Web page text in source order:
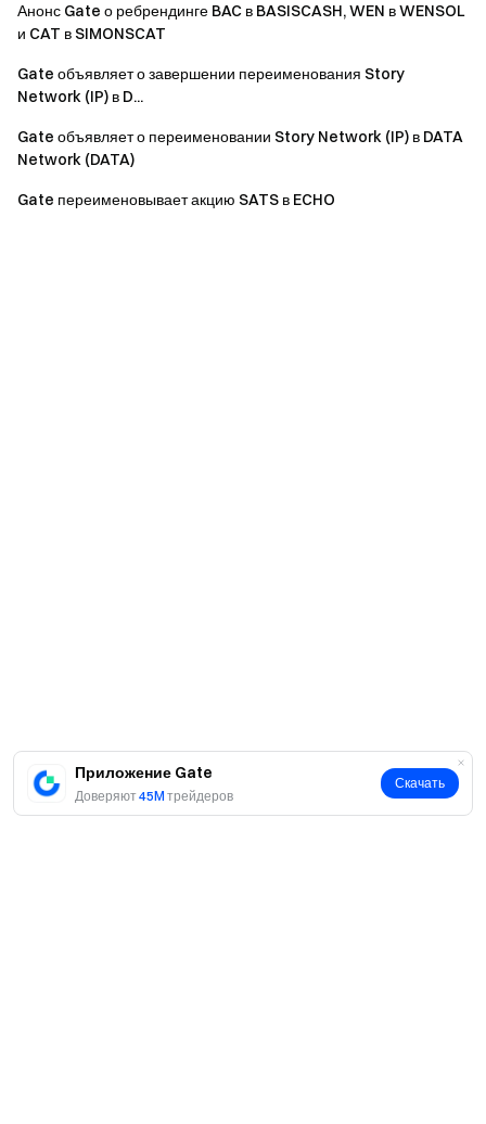
Приложение Gate
Доверяют45M трейдеров
Скачать
Взаимодействуйте с нашим мировым сообществомдля
последних исследований
Прозрачность и безопасность
Проверьте наши 100%
Анонс Gate о ребрендинге BAC в BASISCASH, WEN в WENSOL
и CAT в SIMONSCAT
Gate объявляет о завершении переименования Story
Network (IP) в D...
Gate объявляет о переименовании Story Network (IP) в DATA
Network (DATA)
Gate переименовывает акцию SATS в ECHO